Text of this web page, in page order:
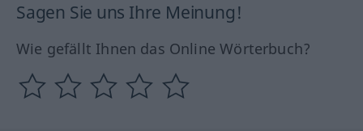
Sagen Sie uns Ihre Meinung!
Wie gefällt Ihnen das Online Wörterbuch?